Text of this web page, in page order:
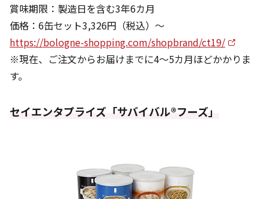
賞味期限：製造日を含む3年6カ月
価格：6缶セット3,326円（税込）〜
https://bologne-shopping.com/shopbrand/ct19/
※現在、ご注文からお届けまでに4〜5カ月ほどかかりま
す。
セイエンタプライズ「サバイバル®️フーズ」